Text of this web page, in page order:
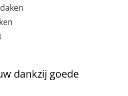
dankzij goede